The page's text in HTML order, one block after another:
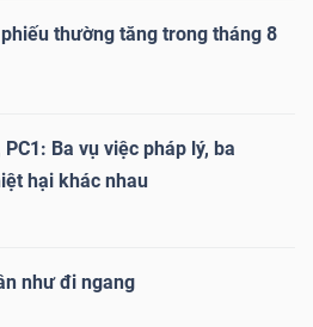
thường tăng trong tháng 8
PC1: Ba vụ việc pháp lý, ba
hại khác nhau
như đi ngang